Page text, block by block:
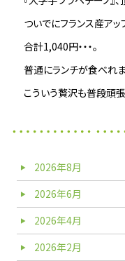
ついでにフランス産アッ
合計1,040円・・・。
普通にランチが食べれ
こういう贅沢も普段頑張
2026年8月
2026年6月
2026年4月
2026年2月